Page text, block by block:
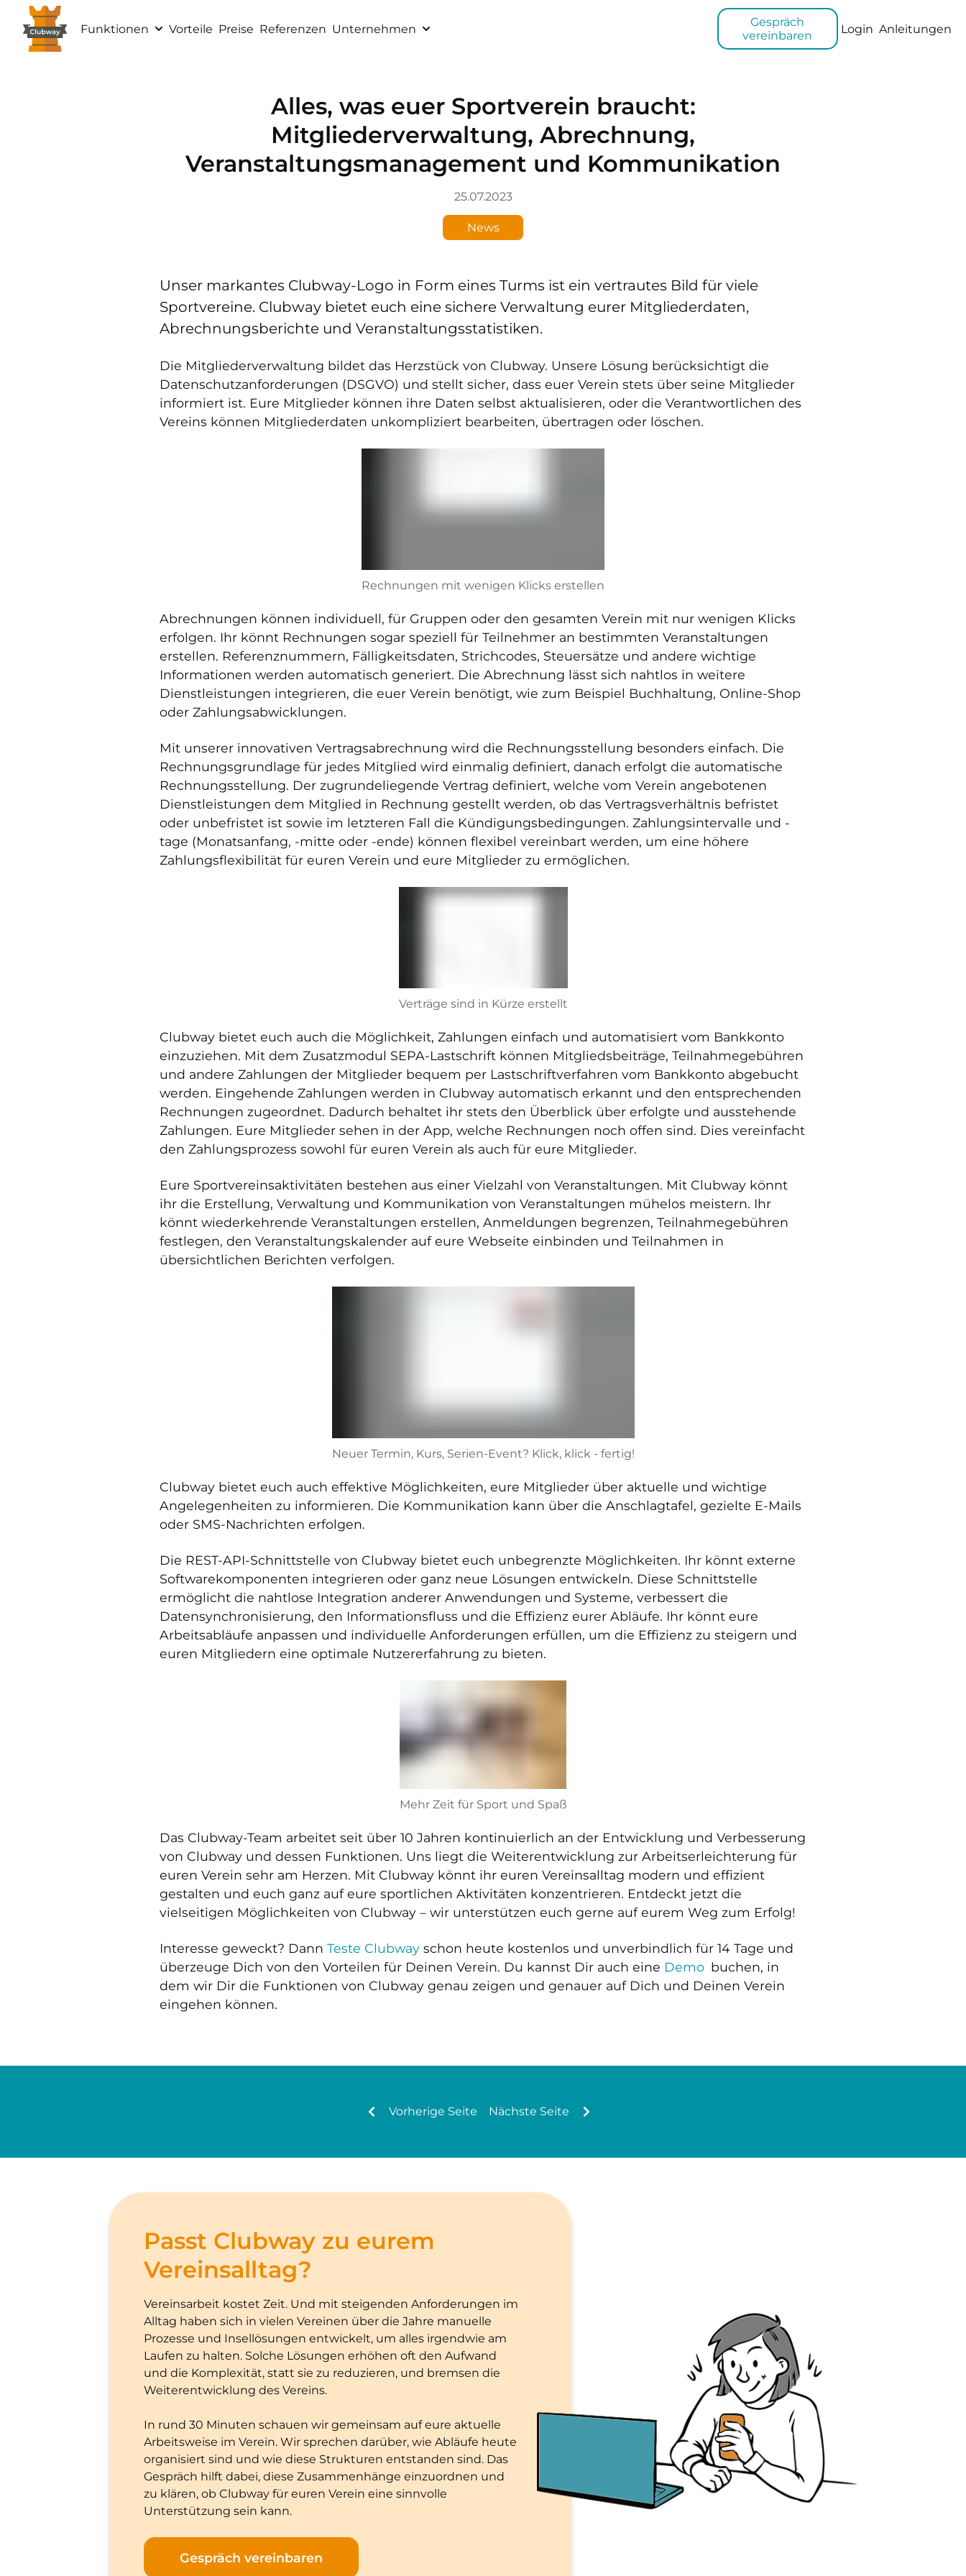
Funktionen Vorteile Preise Referenzen Unternehmen
Gespräch
vereinbaren
Login Anleitungen
Alles, was euer Sportverein braucht:
Mitgliederverwaltung, Abrechnung,
Veranstaltungsmanagement und Kommunikation
25.07.2023
News
Unser markantes Clubway-Logo in Form eines Turms ist ein vertrautes Bild für viele
Sportvereine. Clubway bietet euch eine sichere Verwaltung eurer Mitgliederdaten,
Abrechnungsberichte und Veranstaltungsstatistiken.
Die Mitgliederverwaltung bildet das Herzstück von Clubway. Unsere Lösung berücksichtigt die
Datenschutzanforderungen (DSGVO) und stellt sicher, dass euer Verein stets über seine Mitglieder
informiert ist. Eure Mitglieder können ihre Daten selbst aktualisieren, oder die Verantwortlichen des
Vereins können Mitgliederdaten unkompliziert bearbeiten, übertragen oder löschen.
Rechnungen mit wenigen Klicks erstellen
Abrechnungen können individuell, für Gruppen oder den gesamten Verein mit nur wenigen Klicks
erfolgen. Ihr könnt Rechnungen sogar speziell für Teilnehmer an bestimmten Veranstaltungen
erstellen. Referenznummern, Fälligkeitsdaten, Strichcodes, Steuersätze und andere wichtige
Informationen werden automatisch generiert. Die Abrechnung lässt sich nahtlos in weitere
Dienstleistungen integrieren, die euer Verein benötigt, wie zum Beispiel Buchhaltung, Online-Shop
oder Zahlungsabwicklungen.
Mit unserer innovativen Vertragsabrechnung wird die Rechnungsstellung besonders einfach. Die
Rechnungsgrundlage für jedes Mitglied wird einmalig definiert, danach erfolgt die automatische
Rechnungsstellung. Der zugrundeliegende Vertrag definiert, welche vom Verein angebotenen
Dienstleistungen dem Mitglied in Rechnung gestellt werden, ob das Vertragsverhältnis befristet
oder unbefristet ist sowie im letzteren Fall die Kündigungsbedingungen. Zahlungsintervalle und -
tage (Monatsanfang, -mitte oder -ende) können flexibel vereinbart werden, um eine höhere
Zahlungsflexibilität für euren Verein und eure Mitglieder zu ermöglichen.
Verträge sind in Kürze erstellt
Clubway bietet euch auch die Möglichkeit, Zahlungen einfach und automatisiert vom Bankkonto
einzuziehen. Mit dem Zusatzmodul SEPA-Lastschrift können Mitgliedsbeiträge, Teilnahmegebühren
und andere Zahlungen der Mitglieder bequem per Lastschriftverfahren vom Bankkonto abgebucht
werden. Eingehende Zahlungen werden in Clubway automatisch erkannt und den entsprechenden
Rechnungen zugeordnet. Dadurch behaltet ihr stets den Überblick über erfolgte und ausstehende
Zahlungen. Eure Mitglieder sehen in der App, welche Rechnungen noch offen sind. Dies vereinfacht
den Zahlungsprozess sowohl für euren Verein als auch für eure Mitglieder.
Eure Sportvereinsaktivitäten bestehen aus einer Vielzahl von Veranstaltungen. Mit Clubway könnt
ihr die Erstellung, Verwaltung und Kommunikation von Veranstaltungen mühelos meistern. Ihr
könnt wiederkehrende Veranstaltungen erstellen, Anmeldungen begrenzen, Teilnahmegebühren
festlegen, den Veranstaltungskalender auf eure Webseite einbinden und Teilnahmen in
übersichtlichen Berichten verfolgen.
Neuer Termin, Kurs, Serien-Event? Klick, klick - fertig!
Clubway bietet euch auch effektive Möglichkeiten, eure Mitglieder über aktuelle und wichtige
Angelegenheiten zu informieren. Die Kommunikation kann über die Anschlagtafel, gezielte E-Mails
oder SMS-Nachrichten erfolgen.
Die REST-API-Schnittstelle von Clubway bietet euch unbegrenzte Möglichkeiten. Ihr könnt externe
Softwarekomponenten integrieren oder ganz neue Lösungen entwickeln. Diese Schnittstelle
ermöglicht die nahtlose Integration anderer Anwendungen und Systeme, verbessert die
Datensynchronisierung, den Informationsfluss und die Effizienz eurer Abläufe. Ihr könnt eure
Arbeitsabläufe anpassen und individuelle Anforderungen erfüllen, um die Effizienz zu steigern und
euren Mitgliedern eine optimale Nutzererfahrung zu bieten.
Mehr Zeit für Sport und Spaß
Das Clubway-Team arbeitet seit über 10 Jahren kontinuierlich an der Entwicklung und Verbesserung
von Clubway und dessen Funktionen. Uns liegt die Weiterentwicklung zur Arbeitserleichterung für
euren Verein sehr am Herzen. Mit Clubway könnt ihr euren Vereinsalltag modern und effizient
gestalten und euch ganz auf eure sportlichen Aktivitäten konzentrieren. Entdeckt jetzt die
vielseitigen Möglichkeiten von Clubway – wir unterstützen euch gerne auf eurem Weg zum Erfolg!
Interesse geweckt? Dann Teste Clubway schon heute kostenlos und unverbindlich für 14 Tage und
überzeuge Dich von den Vorteilen für Deinen Verein. Du kannst Dir auch eine Demo buchen, in
dem wir Dir die Funktionen von Clubway genau zeigen und genauer auf Dich und Deinen Verein
eingehen können.
Vorherige Seite Nächste Seite
Passt Clubway zu eurem
Vereinsalltag?
Vereinsarbeit kostet Zeit. Und mit steigenden Anforderungen im
Alltag haben sich in vielen Vereinen über die Jahre manuelle
Prozesse und Insellösungen entwickelt, um alles irgendwie am
Laufen zu halten. Solche Lösungen erhöhen oft den Aufwand
und die Komplexität, statt sie zu reduzieren, und bremsen die
Weiterentwicklung des Vereins.
In rund 30 Minuten schauen wir gemeinsam auf eure aktuelle
Arbeitsweise im Verein. Wir sprechen darüber, wie Abläufe heute
organisiert sind und wie diese Strukturen entstanden sind. Das
Gespräch hilft dabei, diese Zusammenhänge einzuordnen und
zu klären, ob Clubway für euren Verein eine sinnvolle
Unterstützung sein kann.
Gespräch vereinbaren